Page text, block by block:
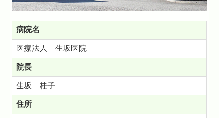
病院名
医療法人 生坂医院
院長
生坂 桂子
住所